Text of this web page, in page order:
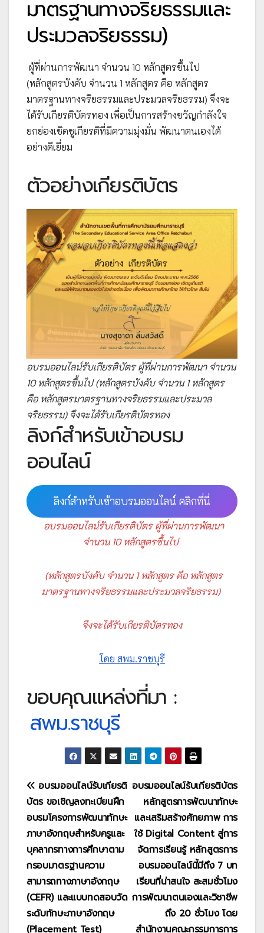
มาตรฐานทางจริยธรรมและ
ประมวลจริยธรรม)
ผู้ที่ผ่านการพัฒนา จำนวน 10 หลักสูตรขึ้นไป
(หลักสูตรบังคับ จำนวน 1 หลักสูตร คือ หลักสูตร
มาตรฐานทางจริยธรรมและประมวลจริยธรรม) จึงจะ
ได้รับเกียรติบัตรทอง เพื่อเป็นการสร้างขวัญกำลังใจ
ยกย่องเชิดชูเกียรติที่มีความมุ่งมั่น พัฒนาตนเองได้
อย่างดีเยี่ยม
ตัวอย่างเกียรติบัตร
อบรมออนไลน์รับเกียรติบัตร ผู้ที่ผ่านการพัฒนา จำนวน
10 หลักสูตรขึ้นไป (หลักสูตรบังคับ จำนวน 1 หลักสูตร
คือ หลักสูตรมาตรฐานทางจริยธรรมและประมวล
จริยธรรม) จึงจะได้รับเกียรติบัตรทอง
ลิงก์สำหรับเข้าอบรม
ออนไลน์
ลิงก์สำหรับเข้าอบรมออนไลน์ คลิกที่นี่
อบรมออนไลน์รับเกียรติบัตร ผู้ที่ผ่านการพัฒนา
จำนวน 10 หลักสูตรขึ้นไป
(หลักสูตรบังคับ จำนวน 1 หลักสูตร คือ หลักสูตร
มาตรฐานทางจริยธรรมและประมวลจริยธรรม)
จึงจะได้รับเกียรติบัตรทอง
โดย สพม.ราชบุรี
ขอบคุณแหล่งที่มา :
สพม.ราชบุรี
แนะแนว
เรื่อง
อบรมออนไลน์รับเกียรติบัตร
หลักสูตรการพัฒนาทักษะ
และเสริมสร้างศักยภาพ การ
ใช้ Digital Content สู่การ
จัดการเรียนรู้ หลักสูตรการ
อบรมออนไลน์นี้มีถึง 7 บท
เรียนที่น่าสนใจ สะสมชั่วโมง
การพัฒนาตนเองและวิชาชีพ
ถึง 20 ชั่วโมง โดย
สำนักงานคณะกรรมการการ
อบรมออนไลน์รับเกียรติ
บัตร ขอเชิญลงทะเบียนฝึก
อบรมโครงการพัฒนาทักษะ
ภาษาอังกฤษสําหรับครูและ
บุคลากรทางการศึกษาตาม
กรอบมาตรฐานความ
สามารถทางภาษาอังกฤษ
(CEFR) และแบบทดสอบวัด
ระดับทักษะภาษาอังกฤษ
(Placement Test)